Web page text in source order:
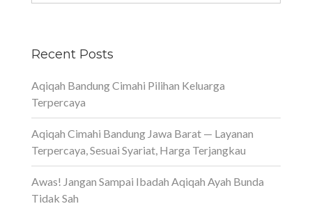
Recent Posts
Aqiqah Bandung Cimahi Pilihan Keluarga
Terpercaya
Aqiqah Cimahi Bandung Jawa Barat — Layanan
Terpercaya, Sesuai Syariat, Harga Terjangkau
Awas! Jangan Sampai Ibadah Aqiqah Ayah Bunda
Tidak Sah